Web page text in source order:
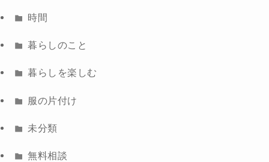
時間
暮らしのこと
暮らしを楽しむ
服の片付け
未分類
無料相談